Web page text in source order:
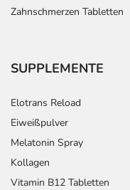
Zahnschmerzen Tabletten
SUPPLEMENTE
Elotrans Reload
Eiweißpulver
Melatonin Spray
Kollagen
Vitamin B12 Tabletten